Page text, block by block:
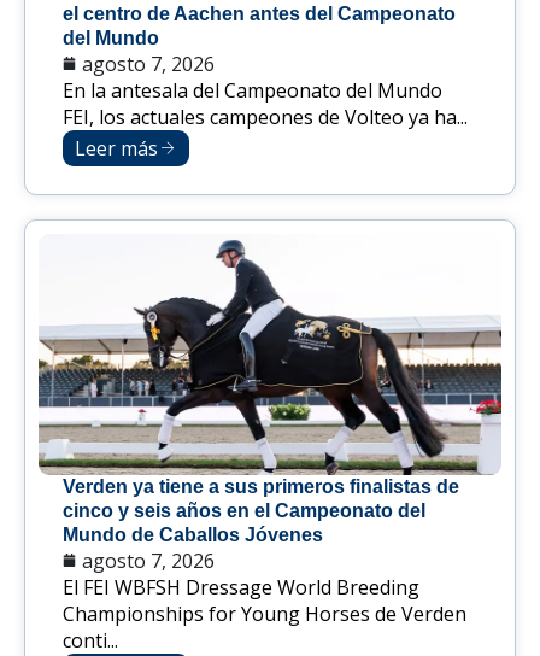
el centro de Aachen antes del Campeonato
del Mundo
agosto 7, 2026
En la antesala del Campeonato del Mundo
FEI, los actuales campeones de Volteo ya ha...
Leer más
Verden ya tiene a sus primeros finalistas de
cinco y seis años en el Campeonato del
Mundo de Caballos Jóvenes
agosto 7, 2026
El FEI WBFSH Dressage World Breeding
Championships for Young Horses de Verden
conti...